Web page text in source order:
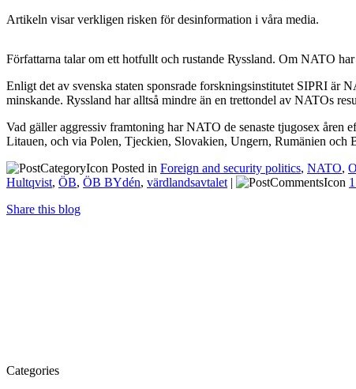
Artikeln visar verkligen risken för desinformation i våra media.
Författarna talar om ett hotfullt och rustande Ryssland. Om NATO
Enligt det av svenska staten sponsrade forskningsinstitutet SIPRI är
minskande. Ryssland har alltså mindre än en trettondel av NATOs
Vad gäller aggressiv framtoning har NATO de senaste tjugosex åren
Litauen, och via Polen, Tjeckien, Slovakien, Ungern, Rumänien och
Posted in Foreign and security politics, NATO,
Hultqvist, ÖB, ÖB BYdén, värdlandsavtalet |
Share this blog
Categories